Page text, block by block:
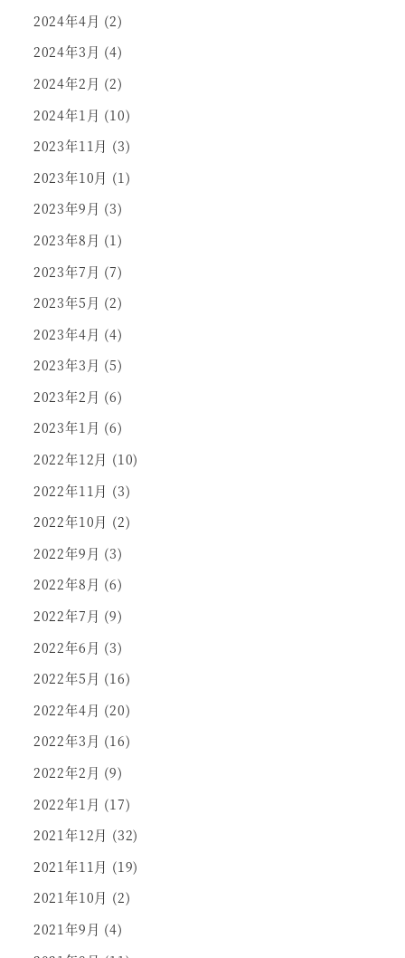
2024年4月 (2)
2024年3月 (4)
2024年2月 (2)
2024年1月 (10)
2023年11月 (3)
2023年10月 (1)
2023年9月 (3)
2023年8月 (1)
2023年7月 (7)
2023年5月 (2)
2023年4月 (4)
2023年3月 (5)
2023年2月 (6)
2023年1月 (6)
2022年12月 (10)
2022年11月 (3)
2022年10月 (2)
2022年9月 (3)
2022年8月 (6)
2022年7月 (9)
2022年6月 (3)
2022年5月 (16)
2022年4月 (20)
2022年3月 (16)
2022年2月 (9)
2022年1月 (17)
2021年12月 (32)
2021年11月 (19)
2021年10月 (2)
2021年9月 (4)